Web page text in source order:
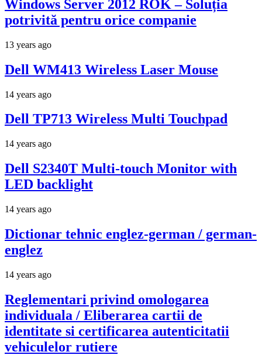
Windows Server 2012 ROK – Soluția
potrivită pentru orice companie
13 years ago
Dell WM413 Wireless Laser Mouse
14 years ago
Dell TP713 Wireless Multi Touchpad
14 years ago
Dell S2340T Multi-touch Monitor with
LED backlight
14 years ago
Dictionar tehnic englez-german / german-
englez
14 years ago
Reglementari privind omologarea
individuala / Eliberarea cartii de
identitate si certificarea autenticitatii
vehiculelor rutiere